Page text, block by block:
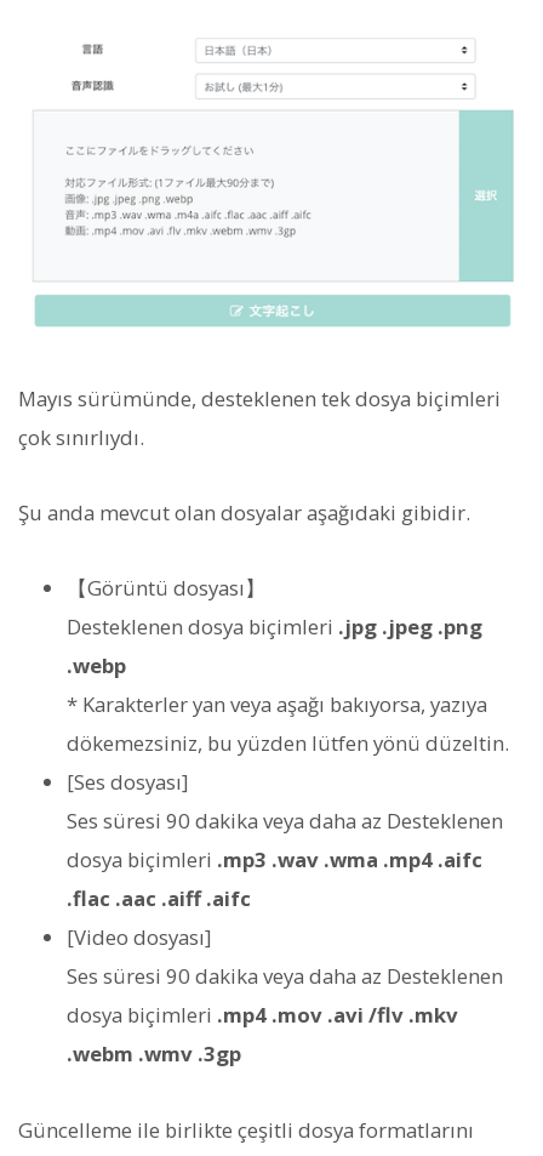
Mayıs sürümünde, desteklenen tek dosya biçimleri
çok sınırlıydı.
Şu anda mevcut olan dosyalar aşağıdaki gibidir.
【Görüntü dosyası】
Desteklenen dosya biçimleri .jpg .jpeg .png
.webp
* Karakterler yan veya aşağı bakıyorsa, yazıya
dökemezsiniz, bu yüzden lütfen yönü düzeltin.
[Ses dosyası]
Ses süresi 90 dakika veya daha az Desteklenen
dosya biçimleri .mp3 .wav .wma .mp4 .aifc
.flac .aac .aiff .aifc
[Video dosyası]
Ses süresi 90 dakika veya daha az Desteklenen
dosya biçimleri .mp4 .mov .avi /flv .mkv
.webm .wmv .3gp
Güncelleme ile birlikte çeşitli dosya formatlarını